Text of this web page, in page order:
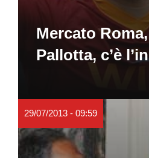
Mercato
Pallotta, c’è
29/07/2013 - 09:59